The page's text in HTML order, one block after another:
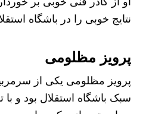
نتایج خوبی را در باشگاه
پرویز مظلومی
پرویز مظلومی یکی از
سبک باشگاه استقلال بود و با